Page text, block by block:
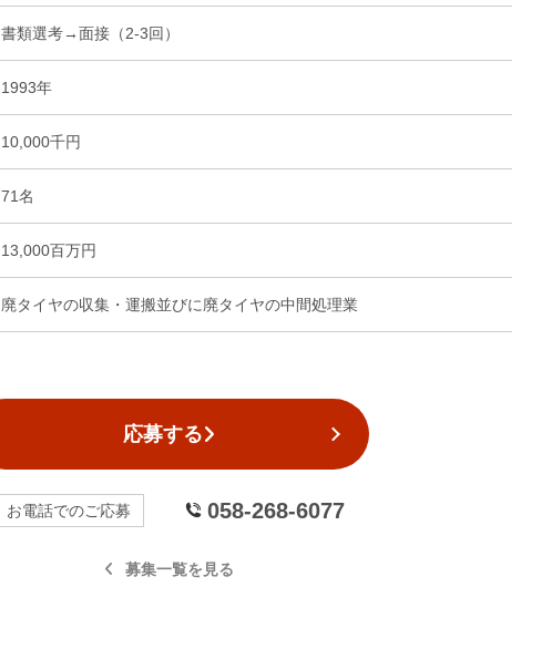
書類選考→面接（2-3回）
1993年
10,000千円
71名
13,000百万円
廃タイヤの収集・運搬並びに廃タイヤの中間処理業
応募する
お電話でのご応募 058-268-6077
募集一覧を見る